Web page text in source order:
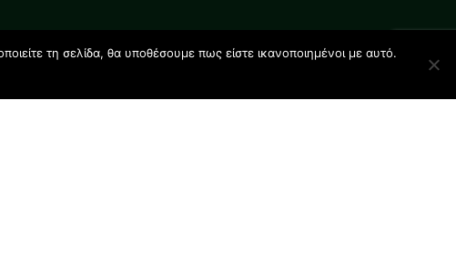
τη σελίδα, θα υποθέσουμε πως είστε ικανοποιημένοι με αυτό.